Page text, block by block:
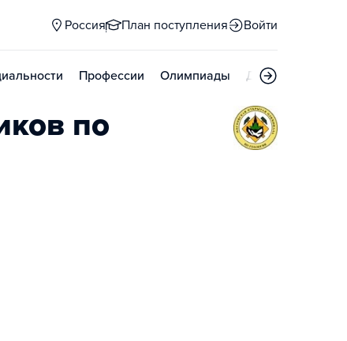
Россия План поступления Войти
Профессии Олимпиады Дни открытых
по